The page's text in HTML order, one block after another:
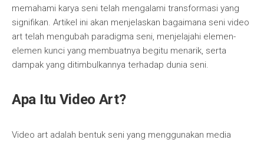
memahami karya seni telah mengalami transformasi yang
signifikan. Artikel ini akan menjelaskan bagaimana seni video
art telah mengubah paradigma seni, menjelajahi elemen-
elemen kunci yang membuatnya begitu menarik, serta
dampak yang ditimbulkannya terhadap dunia seni.
Apa Itu Video Art?
Video art adalah bentuk seni yang menggunakan media